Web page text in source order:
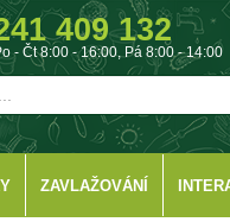
409 132
- Čt 8:00 - 16:00, Pá 8:00 - 14:00
ZAVLAŽOVÁNÍ